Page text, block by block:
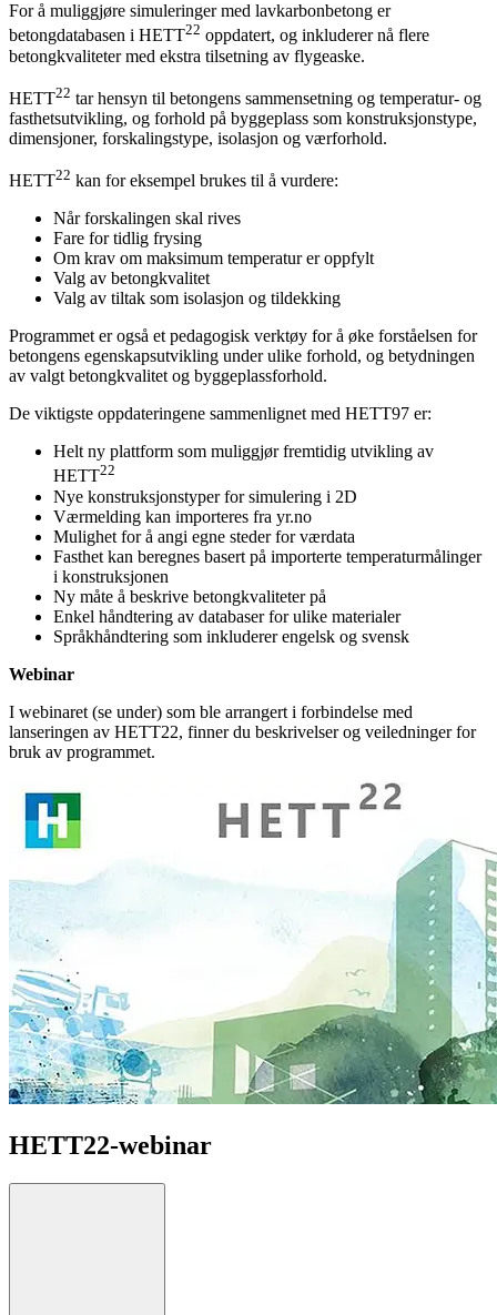
For å muliggjøre simuleringer med lavkarbonbetong er
betongdatabasen i HETT22 oppdatert, og inkluderer nå flere
betongkvaliteter med ekstra tilsetning av flygeaske.
HETT22 tar hensyn til betongens sammensetning og temperatur- og
fasthetsutvikling, og forhold på byggeplass som konstruksjonstype,
dimensjoner, forskalingstype, isolasjon og værforhold.
HETT22 kan for eksempel brukes til å vurdere:
Når forskalingen skal rives
Fare for tidlig frysing
Om krav om maksimum temperatur er oppfylt
Valg av betongkvalitet
Valg av tiltak som isolasjon og tildekking
Programmet er også et pedagogisk verktøy for å øke forståelsen for
betongens egenskapsutvikling under ulike forhold, og betydningen
av valgt betongkvalitet og byggeplassforhold.
De viktigste oppdateringene sammenlignet med HETT97 er:
Helt ny plattform som muliggjør fremtidig utvikling av
HETT22
Nye konstruksjonstyper for simulering i 2D
Værmelding kan importeres fra yr.no
Mulighet for å angi egne steder for værdata
Fasthet kan beregnes basert på importerte temperaturmålinger
i konstruksjonen
Ny måte å beskrive betongkvaliteter på
Enkel håndtering av databaser for ulike materialer
Språkhåndtering som inkluderer engelsk og svensk
Webinar
I webinaret (se under) som ble arrangert i forbindelse med
lanseringen av HETT22, finner du beskrivelser og veiledninger for
bruk av programmet.
HETT22-webinar